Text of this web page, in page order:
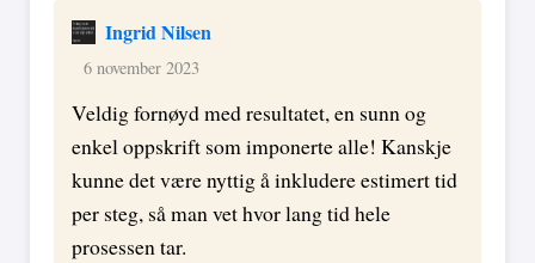
Ingrid Nilsen
6 november 2023
Veldig fornøyd med resultatet, en sunn og
enkel oppskrift som imponerte alle! Kanskje
kunne det være nyttig å inkludere estimert tid
per steg, så man vet hvor lang tid hele
prosessen tar.